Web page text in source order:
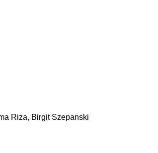
Riza, Birgit Szepanski